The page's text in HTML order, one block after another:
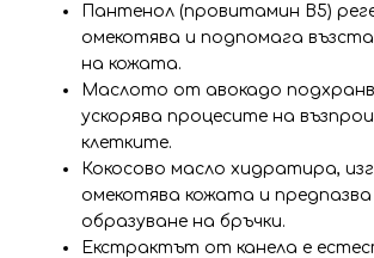
Пантенол (провитамин B5)
омекотява и подпомага
на кожата.
Маслото от авокадо
ускорява процесите на
клетките.
Кокосово масло хидратира,
омекотява кожата и
образуване на бръчки.
Екстрактът от канела е